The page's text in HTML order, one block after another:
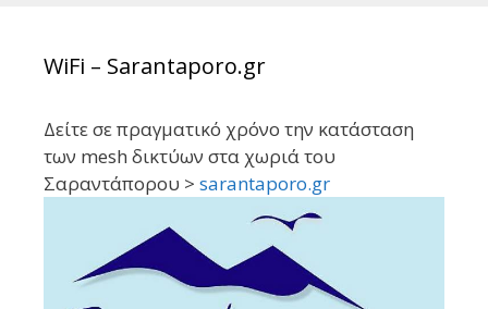
WiFi – Sarantaporo.gr
Δείτε σε πραγματικό χρόνο την κατάσταση
των mesh δικτύων στα χωριά του
Σαραντάπορου > sarantaporo.gr